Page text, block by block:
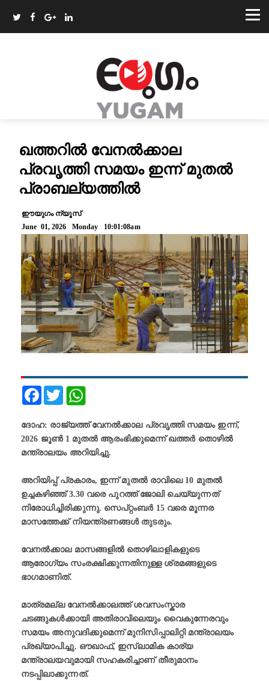
ഖത്തറിൽ വേനൽക്കാല
പ്രവൃത്തി സമയം ഇന്ന് മുതൽ
പ്രാബല്യത്തിൽ
ഈയുഗം ന്യൂസ്
June 01, 2026 Monday 10:01:08am
FacebookTwitter
ദോഹ: രാജ്യത്ത് വേനൽക്കാല പ്രവൃത്തി സമയം ഇന്ന്,
2026 ജൂൺ 1 മുതൽ ആരംഭിക്കുമെന്ന് ഖത്തർ തൊഴിൽ
മന്ത്രാലയം അറിയിച്ചു.
അറിയിപ്പ് പ്രകാരം, ഇന്ന് മുതൽ രാവിലെ 10 മുതൽ
ഉച്ചകഴിഞ്ഞ് 3.30 വരെ പുറത്ത് ജോലി ചെയ്യുന്നത്
നിരോധിച്ചിരിക്കുന്നു. സെപ്റ്റംബർ 15 വരെ മൂന്നര
മാസത്തേക്ക് നിയന്ത്രണങ്ങൾ തുടരും.
വേനൽക്കാല മാസങ്ങളിൽ തൊഴിലാളികളുടെ
ആരോഗ്യം സംരക്ഷിക്കുന്നതിനുള്ള ശ്രമങ്ങളുടെ
ഭാഗമാണിത്.
മാത്രമല്ല വേനൽക്കാലത്ത് ശവസംസ്കാര
ചടങ്ങുകൾക്കായി അതിരാവിലെയും വൈകുന്നേരവും
സമയം അനുവദിക്കുമെന്ന് മുനിസിപ്പാലിറ്റി മന്ത്രാലയം
പ്രഖ്യാപിച്ചു. ഔഖാഫ്, ഇസ്ലാമിക കാര്യ
മന്ത്രാലയവുമായി സഹകരിച്ചാണ് തീരുമാനം
നടപ്പിലാക്കുന്നത്.